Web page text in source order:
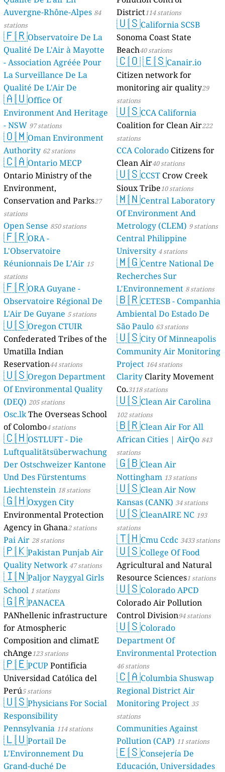
District114 stations
🇺🇸California SCSB
Sonoma Coast State
Beach40 stations
🇨🇴🇪🇸Canair.io
Citizen network for
monitoring air quality29
stations
🇺🇸CCA California
Coalition for Clean Air222
stations
CCA Colorado Citizens for
Clean Air40 stations
🇺🇸CCST Crow Creek
Sioux Tribe10 stations
🇲🇳Central Laboratory
Of Environment And
Metrology (CLEM) 9 stations
Central Philippine
University4 stations
🇲🇬Centre National De
Recherches Sur
L'Environnement 8 stations
🇧🇷CETESB - Companhia
Ambiental Do Estado De
São Paulo 63 stations
🇺🇸City Of Minneapolis
Community Air Monitoring
Project 164 stations
Clarity Clarity Movement
Co.3118 stations
🇺🇸Clean Air Carolina
102 stations
🇧🇷Clean Air For All
African Cities | AirQo 843
stations
🇬🇧Clean Air
Nottingham 13 stations
🇺🇸Clean Air Now
Kansas (CANK) 34 stations
🇺🇸CleanAIRE NC 193
stations
🇹🇭Cmu Ccdc 3433 stations
🇺🇸College Of Food
Agricultural and Natural
Resource Sciences1 stations
🇺🇸Colorado APCD
Colorado Air Pollution
Control Division94 stations
🇺🇸Colorado
Department Of
Environmental Protection
46 stations
🇨🇦Columbia Shuswap
Regional District Air
Monitoring Project 35
stations
Communities Against
Pollution (CAP) 11 stations
🇪🇸Consejería De
Educación, Universidades
Auvergne-Rhône-Alpes 84
stations
🇫🇷Observatoire De La
Qualité De L'Air à Mayotte
- Association Agréée Pour
La Surveillance De La
Qualité De L'Air De
Mayotte 4 stations
🇦🇺Office Of
Environment And Heritage
- NSW 97 stations
🇴🇲Oman Environment
Authority 62 stations
🇨🇦Ontario MECP
Ontario Ministry of the
Environment,
Conservation and Parks27
stations
Open Sense 850 stations
🇫🇷ORA -
L'Observatoire
Réunionnais De L’Air 15
stations
🇫🇷ORA Guyane -
Observatoire Régional De
L'Air De Guyane 5 stations
🇺🇸Oregon CTUIR
Confederated Tribes of the
Umatilla Indian
Reservation44 stations
🇺🇸Oregon Department
Of Environmental Quality
(DEQ) 205 stations
Osc.lkThe Overseas School
of Colombo4 stations
🇨🇭OSTLUFT - Die
Luftqualitätsüberwachung
Der Ostschweizer Kantone
Und Des Fürstentums
Liechtenstein 18 stations
🇬🇭Oxygen City
Environmental Protection
Agency in Ghana2 stations
Pai Air 28 stations
🇵🇰Pakistan Punjab Air
Quality Network 47 stations
🇮🇳Paljor Naygyal Girls
School 1 stations
🇬🇷PANACEA
PANhellenic infrastructure
for Atmospheric
Composition and climatE
chAnge123 stations
🇵🇪PCUPPontificia
Universidad Católica del
Perú5 stations
🇺🇸Physicians For Social
Responsibility
Pennsylvania 114 stations
🇱🇺Portail De
L'Environnement Du
Grand-duché De